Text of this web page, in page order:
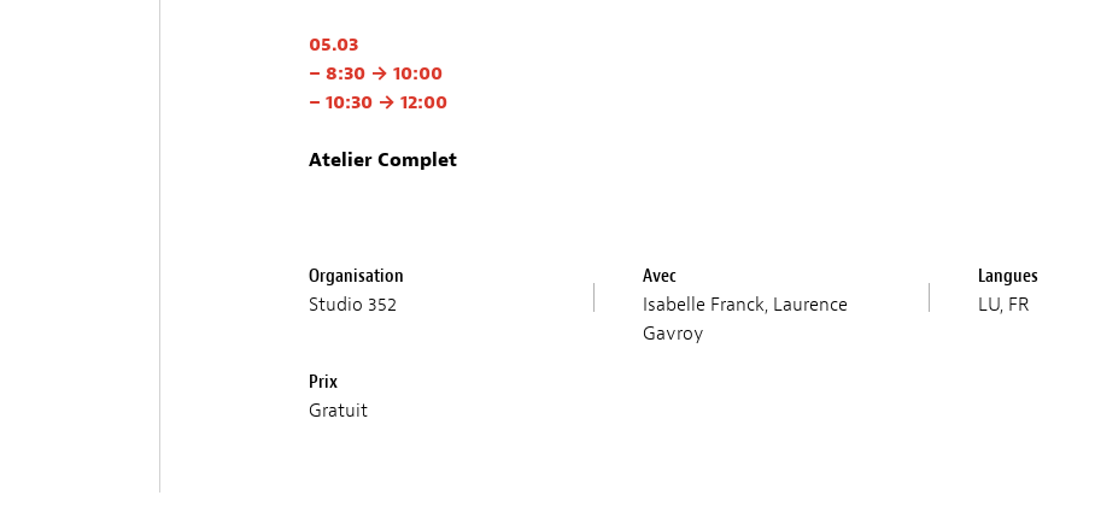
05.03
– 8:30 → 10:00
– 10:30 → 12:00
Atelier Complet
Organisation
Studio 352
Avec
Isabelle Franck, Laurence
Gavroy
Langues
LU, FR
Prix
Gratuit